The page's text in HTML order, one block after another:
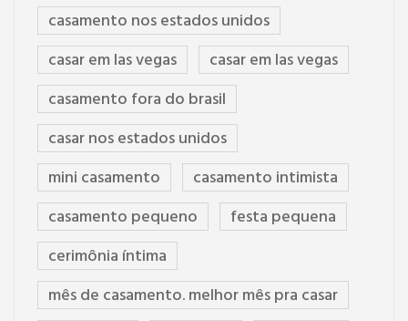
casamento nos estados unidos
casar em las vegas
casar em las vegas
casamento fora do brasil
casar nos estados unidos
mini casamento
casamento intimista
casamento pequeno
festa pequena
cerimônia íntima
mês de casamento. melhor mês pra casar